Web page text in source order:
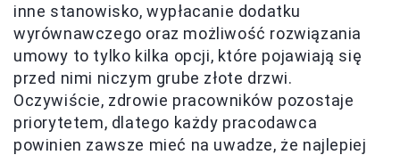
inne stanowisko, wypłacanie dodatku
wyrównawczego oraz możliwość rozwiązania
umowy to tylko kilka opcji, które pojawiają się
przed nimi niczym grube złote drzwi.
Oczywiście, zdrowie pracowników pozostaje
priorytetem, dlatego każdy pracodawca
powinien zawsze mieć na uwadze, że najlepiej